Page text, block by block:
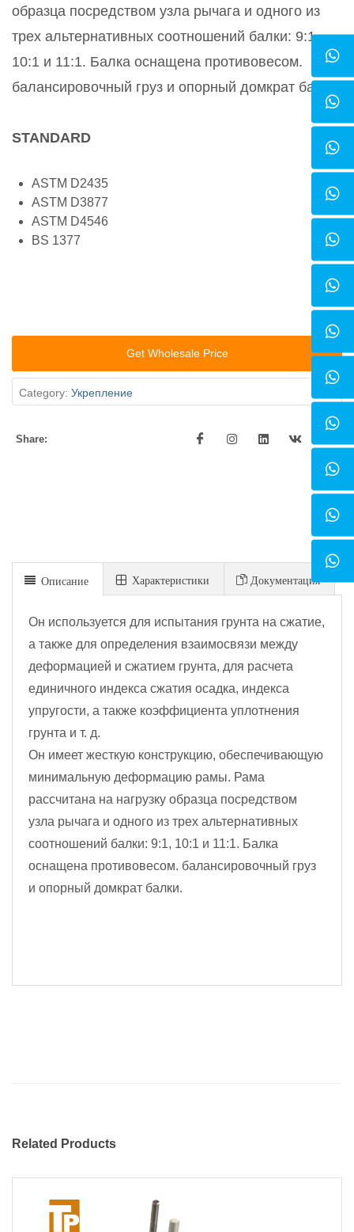
образца посредством узла рычага и одного из
трех альтернативных соотношений балки: 9:1,
10:1 и 11:1. Балка оснащена противовесом.
балансировочный груз и опорный домкрат балки.
STANDARD
ASTM D2435
ASTM D3877
ASTM D4546
BS 1377
Get Wholesale Price
Category: Укрепление
Share:
Описание Xарактеристики Документация
Он используется для испытания грунта на сжатие,
а также для определения взаимосвязи между
деформацией и сжатием грунта, для расчета
единичного индекса сжатия осадка, индекса
упругости, а также коэффициента уплотнения
грунта и т. д.
Он имеет жесткую конструкцию, обеспечивающую
минимальную деформацию рамы. Рама
рассчитана на нагрузку образца посредством
узла рычага и одного из трех альтернативных
соотношений балки: 9:1, 10:1 и 11:1. Балка
оснащена противовесом. балансировочный груз
и опорный домкрат балки.
Related Products